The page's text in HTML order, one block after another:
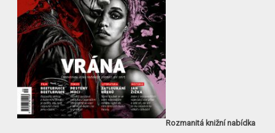
Rozmanitá knižní nabídka